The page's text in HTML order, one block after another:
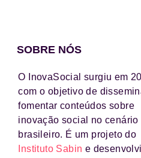
SOBRE NÓS
O InovaSocial surgiu em
com o objetivo de
fomentar conteúdos sobre
inovação social no cenário
brasileiro. É um projeto do
Instituto Sabin e